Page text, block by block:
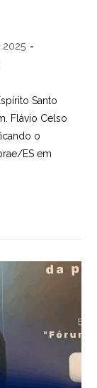
2025
Santo
Flávio Celso
o
ES em